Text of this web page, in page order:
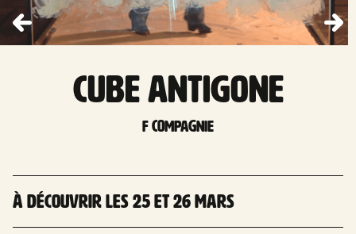
cube antigone
F Compagnie
À découvrir les 25 et 26 mars